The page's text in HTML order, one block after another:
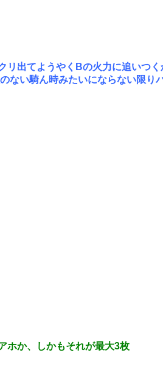
リ出てようやくBの火力に追いつく
ない騎ん時みたいにならない限り
ホか、しかもそれが最大3枚